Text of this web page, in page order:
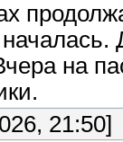
на
21:50]